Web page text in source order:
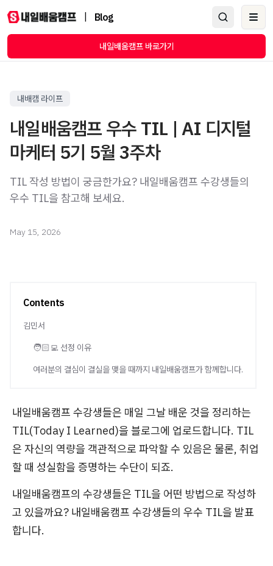
Blog
내일배움캠프 바로가기
내배캠 라이프
내일배움캠프 우수 TIL | AI 디지털
마케터 5기 5월 3주차
TIL 작성 방법이 궁금한가요? 내일배움캠프 수강생들의
우수 TIL을 참고해 보세요.
May 15, 2026
Contents
김민서
🧑🏻‍💻 선정 이유
여러분의 결심이 결실을 맺을 때까지 내일배움캠프가 함께합니다.
내일배움캠프 수강생들은 매일 그날 배운 것을 정리하는
TIL(Today I Learned)을 블로그에 업로드합니다. TIL
은 자신의 역량을 객관적으로 파악할 수 있음은 물론, 취업
할 때 성실함을 증명하는 수단이 되죠.
내일배움캠프의 수강생들은 TIL을 어떤 방법으로 작성하
고 있을까요? 내일배움캠프 수강생들의 우수 TIL을 발표
합니다.